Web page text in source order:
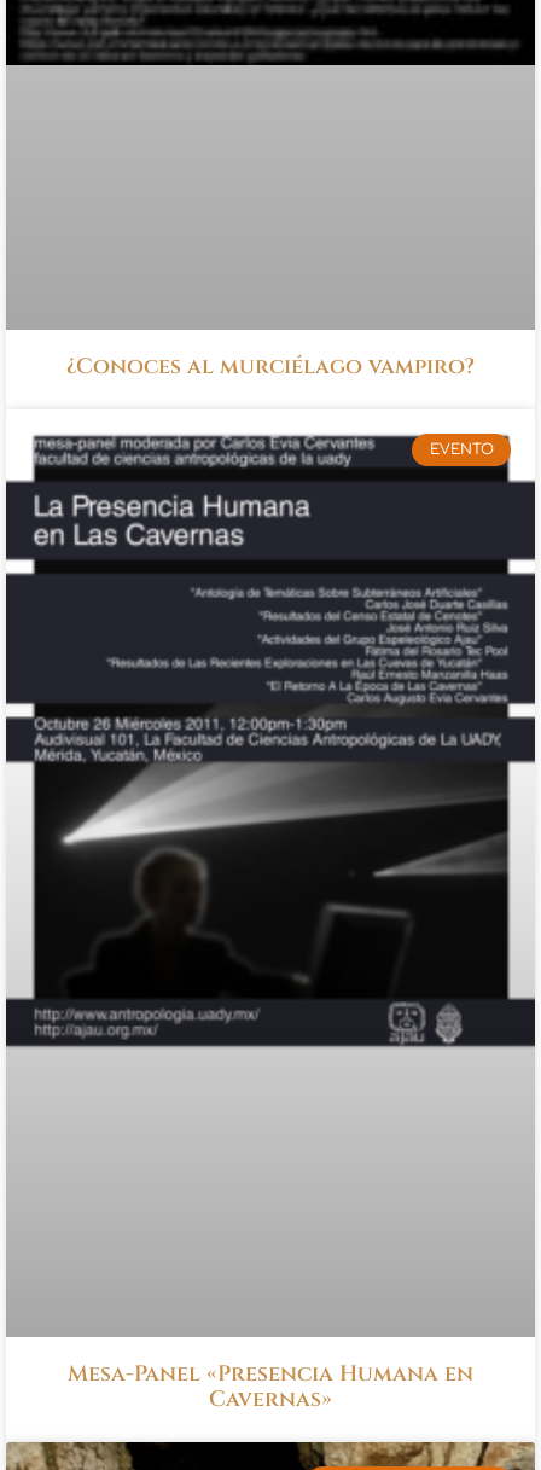
¿Conoces al murciélago vampiro?
EVENTO
Mesa-Panel «Presencia Humana en
Cavernas»